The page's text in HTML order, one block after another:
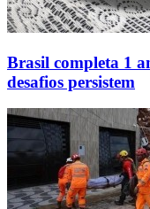
Brasil completa 1
desafios persistem